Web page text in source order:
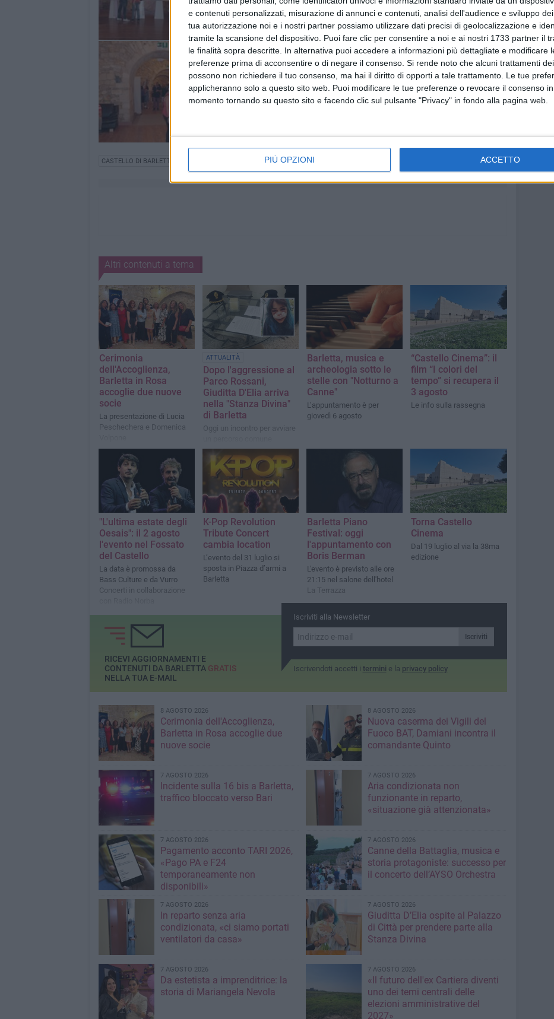
e contenuti personalizzati, misurazione di annunci e contenuti, analisi dell'audience e sviluppo dei
tua autorizzazione noi e i nostri partner possiamo utilizzare dati precisi di geolocalizzazione e
tramite la scansione del dispositivo. Puoi fare clic per consentire a noi e ai nostri 1733 partner il
le finalità sopra descritte. In alternativa puoi accedere a informazioni più dettagliate e modificare
preferenze prima di acconsentire o di negare il consenso. Si rende noto che alcuni trattamenti
possono non richiedere il tuo consenso, ma hai il diritto di opporti a tale trattamento. Le tue
applicheranno solo a questo sito web. Puoi modificare le tue preferenze o revocare il consenso
momento tornando su questo sito e facendo clic sul pulsante "Privacy" in fondo alla pagina web.
PIÙ OPZIONI ACCETTO
CASTELLO DI BARLETTA MODA
Altri contenuti a tema
Cerimonia
dell'Accoglienza,
Barletta in Rosa
accoglie due nuove
socie
La presentazione di Lucia
Peschechera e Domenica
ATTUALITÀ
Dopo l'aggressione al
Parco Rossani,
Giuditta D'Elia arriva
nella "Stanza Divina"
di Barletta
Oggi un incontro per avviare
antibullismo e antiviolenza
Barletta, musica e
archeologia sotto le
stelle con "Notturno a
Canne"
L’appuntamento è per
giovedì 6 agosto
“Castello Cinema”: il
film “I colori del
tempo” si recupera il
3 agosto
Le info sulla rassegna
"L'ultima estate degli
Oesais": il 2 agosto
l'evento nel Fossato
del Castello
La data è promossa da
Bass Culture e da Vurro
Concerti in collaborazione
K-Pop Revolution
Tribute Concert
cambia location
L’evento del 31 luglio si
sposta in Piazza d’armi a
Barletta
Barletta Piano
Festival: oggi
l'appuntamento con
Boris Berman
L'evento è previsto alle ore
21:15 nel salone dell'hotel
La Terrazza
Torna Castello
Cinema
Dal 19 luglio al via la 38ma
edizione
Iscriviti alla Newsletter
Iscriviti
Iscrivendoti accetti i termini e la privacy policy
RICEVI AGGIORNAMENTI E
CONTENUTI DA BARLETTA GRATIS
NELLA TUA E-MAIL
8 AGOSTO 2026
Cerimonia dell'Accoglienza,
Barletta in Rosa accoglie due
nuove socie
8 AGOSTO 2026
Nuova caserma dei Vigili del
Fuoco BAT, Damiani incontra il
comandante Quinto
7 AGOSTO 2026
Incidente sulla 16 bis a Barletta,
traffico bloccato verso Bari
7 AGOSTO 2026
Aria condizionata non
funzionante in reparto,
«situazione già attenzionata»
7 AGOSTO 2026
Pagamento acconto TARI 2026,
«Pago PA e F24
temporaneamente non
disponibili»
7 AGOSTO 2026
Canne della Battaglia, musica e
storia protagoniste: successo per
il concerto dell’AYSO Orchestra
7 AGOSTO 2026
In reparto senza aria
condizionata, «ci siamo portati
ventilatori da casa»
7 AGOSTO 2026
Giuditta D’Elia ospite al Palazzo
di Città per prendere parte alla
Stanza Divina
7 AGOSTO 2026
Da estetista a imprenditrice: la
storia di Mariangela Nevola
7 AGOSTO 2026
«Il futuro dell'ex Cartiera diventi
uno dei temi centrali delle
elezioni amministrative del
2027»